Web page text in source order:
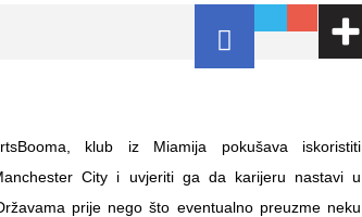
klub iz Miamija pokušava iskoristiti
City i uvjeriti ga da karijeru nastavi u
prije nego što eventualno preuzme neku